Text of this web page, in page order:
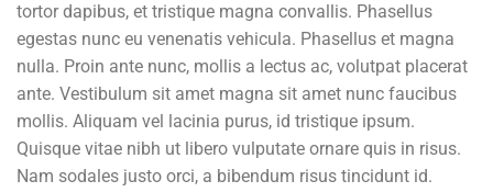
tortor dapibus, et tristique magna convallis. Phasellus
egestas nunc eu venenatis vehicula. Phasellus et magna
nulla. Proin ante nunc, mollis a lectus ac, volutpat placerat
ante. Vestibulum sit amet magna sit amet nunc faucibus
mollis. Aliquam vel lacinia purus, id tristique ipsum.
Quisque vitae nibh ut libero vulputate ornare quis in risus.
Nam sodales justo orci, a bibendum risus tincidunt id.